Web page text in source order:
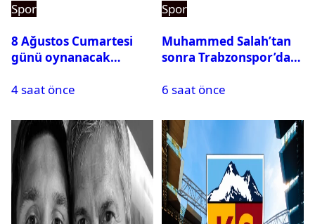
Spor
8 Ağustos Cumartesi
günü oynanacak
4 saat önce
Spor
Muhammed Salah’tan
sonra Trabzonspor’dan
6 saat önce